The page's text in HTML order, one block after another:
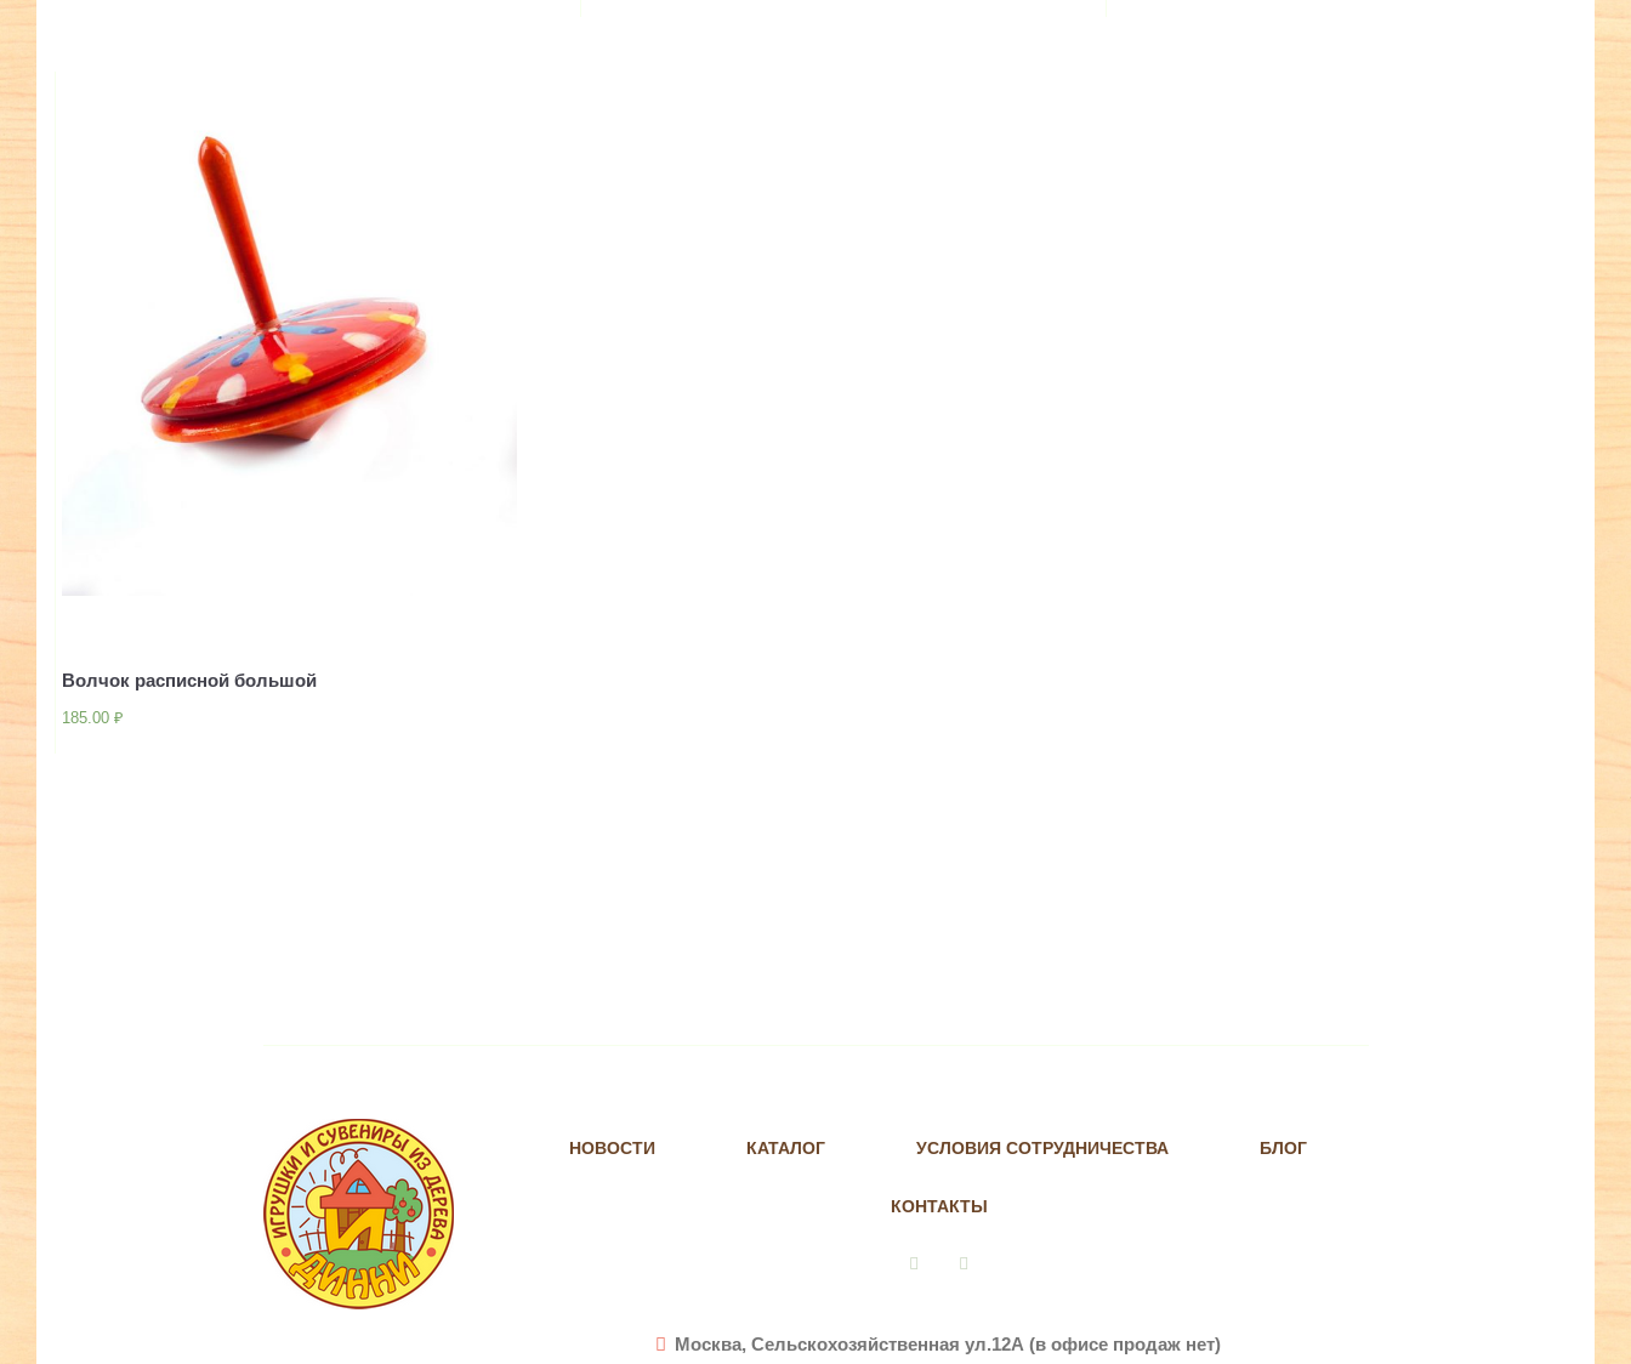
Волчок расписной большой
185.00 ₽
НОВОСТИ КАТАЛОГ УСЛОВИЯ СОТРУДНИЧЕСТВА БЛОГ
КОНТАКТЫ
Москва, Сельскохозяйственная ул.12А (в офисе продаж нет)